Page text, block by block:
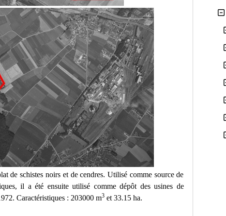
de schistes noirs et de cendres. Utilisé comme source de
il a été ensuite utilisé comme dépôt des usines de
Caractéristiques : 203000 m3et 33.15 ha.